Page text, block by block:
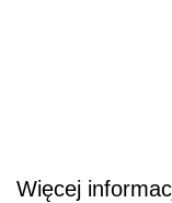
Więcej